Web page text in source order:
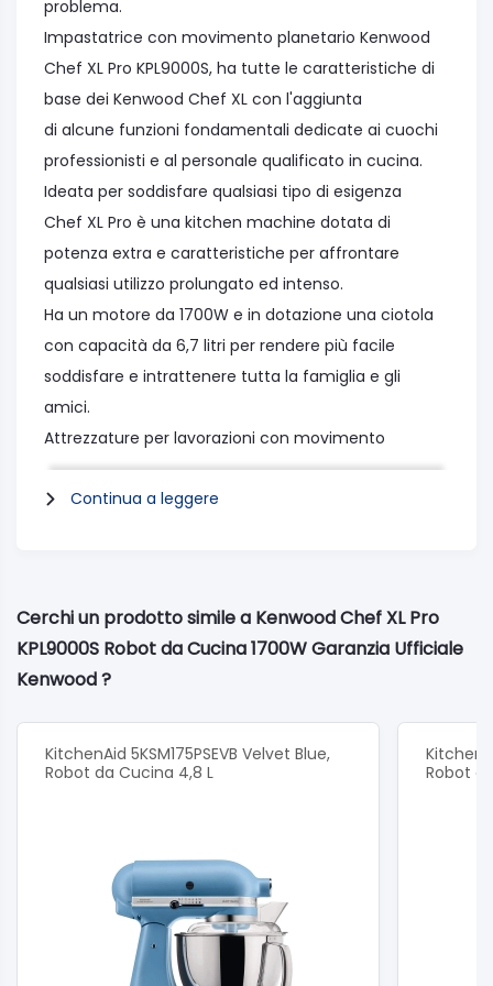
problema.
Impastatrice con movimento planetario Kenwood
Chef XL Pro KPL9000S, ha tutte le caratteristiche di
base dei Kenwood Chef XL con l'aggiunta
di alcune funzioni fondamentali dedicate ai cuochi
professionisti e al personale qualificato in cucina.
Ideata per soddisfare qualsiasi tipo di esigenza
Chef XL Pro è una kitchen machine dotata di
potenza extra e caratteristiche per affrontare
qualsiasi utilizzo prolungato ed intenso.
Ha un motore da 1700W e in dotazione una ciotola
con capacità da 6,7 litri per rendere più facile
soddisfare e intrattenere tutta la famiglia e gli
amici.
Attrezzature per lavorazioni con movimento
planetario:Sì
Gancio impastatore:Sì
Specifiche generali
Materiale corpo macchina:Metallo pressofuso
spazzolato
Materiale utensili di miscelazione:Acciaio inox
Colore:Silver
Peso: 12.1kg
Velocità di lavorazione:Variabile + Pulse
Funzioni e dimensioni
Regolazione elettronica delle velocità di
Continua a leggere
Cerchi un prodotto simile a Kenwood Chef XL Pro
KPL9000S Robot da Cucina 1700W Garanzia Ufficiale
Kenwood ?
KitchenAid 5KSM175PSEVB Velvet Blue,
Robot da Cucina 4,8 L
Robot